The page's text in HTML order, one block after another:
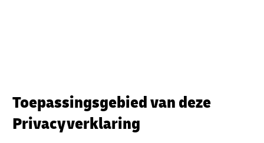
Toepassingsgebied van deze
Privacyverklaring